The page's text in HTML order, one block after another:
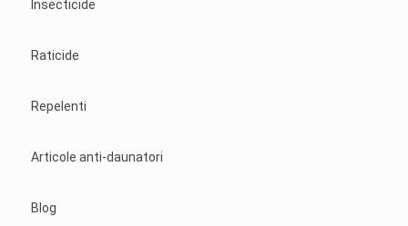
Insecticide
Raticide
Repelenti
Articole anti-daunatori
Blog